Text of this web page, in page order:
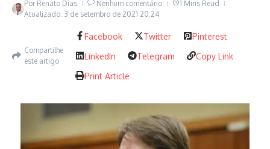
Por Renato Dias Nenhum comentário
1 Mins Read
Atualizado: 3 de setembro de 2021 20:24
Compartilhe
este artigo
Facebook Twitter
Pinterest
LinkedIn
Telegram
Copy Link
Print Article